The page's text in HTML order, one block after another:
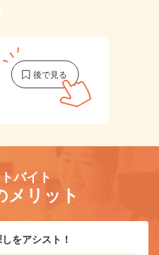
1
バイト
メリット
をアシスト！